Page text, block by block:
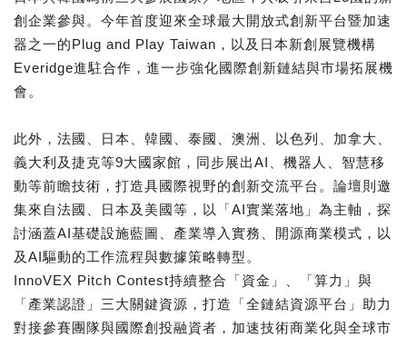
創企業參與。今年首度迎來全球最大開放式創新平台暨加速
器之一的Plug and Play Taiwan，以及日本新創展覽機構
Everidge進駐合作，進一步強化國際創新鏈結與市場拓展機
會。
此外，法國、日本、韓國、泰國、澳洲、以色列、加拿大、
義大利及捷克等9大國家館，同步展出AI、機器人、智慧移
動等前瞻技術，打造具國際視野的創新交流平台。論壇則邀
集來自法國、日本及美國等，以「AI實業落地」為主軸，探
討涵蓋AI基礎設施藍圖、產業導入實務、開源商業模式，以
及AI驅動的工作流程與數據策略轉型。
InnoVEX Pitch Contest持續整合「資金」、「算力」與
「產業認證」三大關鍵資源，打造「全鏈結資源平台」助力
對接參賽團隊與國際創投融資者，加速技術商業化與全球市